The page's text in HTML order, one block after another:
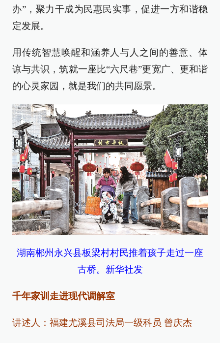
办”，聚力干成为民惠民实事，促进一方和谐稳
定发展。
用传统智慧唤醒和涵养人与人之间的善意、体
谅与共识，筑就一座比“六尺巷”更宽广、更和谐
的心灵家园，就是我们的共同愿景。
湖南郴州永兴县板梁村村民推着孩子走过一座
古桥。新华社发
千年家训走进现代调解室
讲述人：福建尤溪县司法局一级科员 曾庆杰